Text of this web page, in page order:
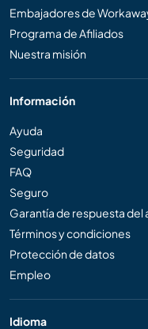
Embajadores de
Programa de Afiliados
Nuestra misión
Información
Ayuda
Seguridad
FAQ
Seguro
Garantía de respuesta del
Términos y condiciones
Protección de datos
Empleo
Idioma